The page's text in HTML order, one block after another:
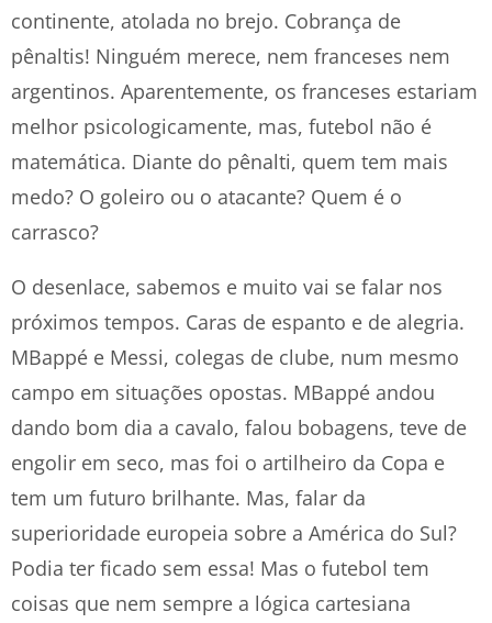
continente, atolada no brejo. Cobrança de
pênaltis! Ninguém merece, nem franceses nem
argentinos. Aparentemente, os franceses estariam
melhor psicologicamente, mas, futebol não é
matemática. Diante do pênalti, quem tem mais
medo? O goleiro ou o atacante? Quem é o
carrasco?
O desenlace, sabemos e muito vai se falar nos
próximos tempos. Caras de espanto e de alegria.
MBappé e Messi, colegas de clube, num mesmo
campo em situações opostas. MBappé andou
dando bom dia a cavalo, falou bobagens, teve de
engolir em seco, mas foi o artilheiro da Copa e
tem um futuro brilhante. Mas, falar da
superioridade europeia sobre a América do Sul?
Podia ter ficado sem essa! Mas o futebol tem
coisas que nem sempre a lógica cartesiana